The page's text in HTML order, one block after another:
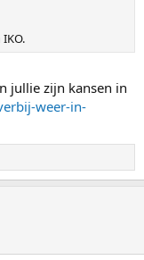
jullie zijn kansen in
weer-in-